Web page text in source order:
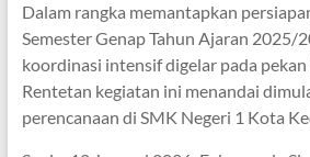
Dalam rangka memantapkan
Semester Genap Tahun Ajaran 2025/
koordinasi intensif digelar pada
Rentetan kegiatan ini menandai
perencanaan di SMK Negeri 1 Kota